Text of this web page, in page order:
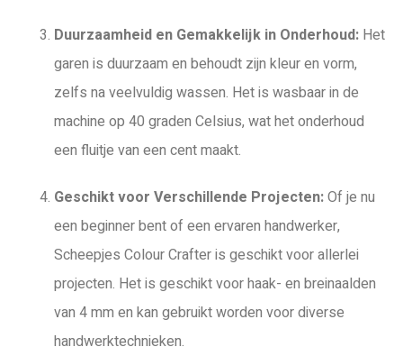
Duurzaamheid en Gemakkelijk in Onderhoud: Het
garen is duurzaam en behoudt zijn kleur en vorm,
zelfs na veelvuldig wassen. Het is wasbaar in de
machine op 40 graden Celsius, wat het onderhoud
een fluitje van een cent maakt.
Geschikt voor Verschillende Projecten:Of je nu
een beginner bent of een ervaren handwerker,
Scheepjes Colour Crafter is geschikt voor allerlei
projecten. Het is geschikt voor haak- en breinaalden
van 4 mm en kan gebruikt worden voor diverse
handwerktechnieken.